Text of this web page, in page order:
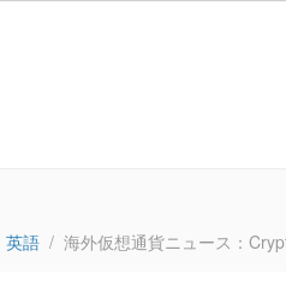
英語 海外仮想通貨ニュース：